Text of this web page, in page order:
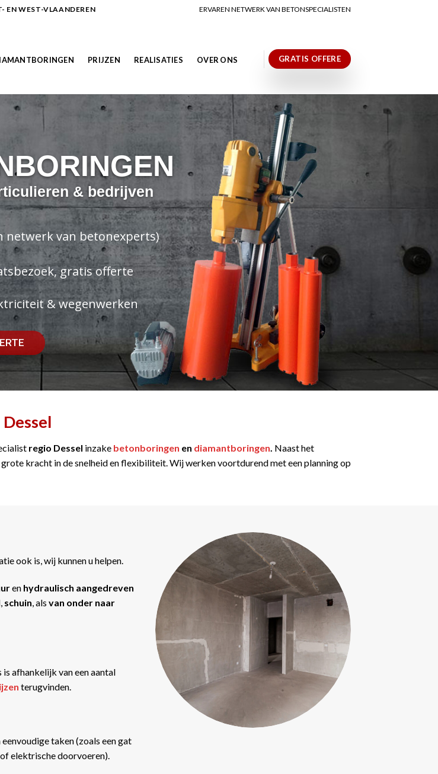
EN WEST-VLAANDEREN ERVAREN NETWERK VAN BETONSPECIALISTEN
PRIJZEN REALISATIES OVER ONS GRATIS OFFERE
& bedrijven
netwerk van betonexperts)
gratis offerte
& wegenwerken
regio Dessel inzake betonboringen en diamantboringen Naast het
kracht in de snelheid en flexibiliteit. Wij werken voortdurend met een planning op
ook is, wij kunnen u helpen.
en hydraulisch aangedreven
, schuin, als van onder naar
is afhankelijk van een aantal
terugvinden.
taken (zoals een gat
elektrische doorvoeren).